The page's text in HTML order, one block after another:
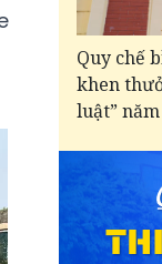
Quy chế
khen
luật”